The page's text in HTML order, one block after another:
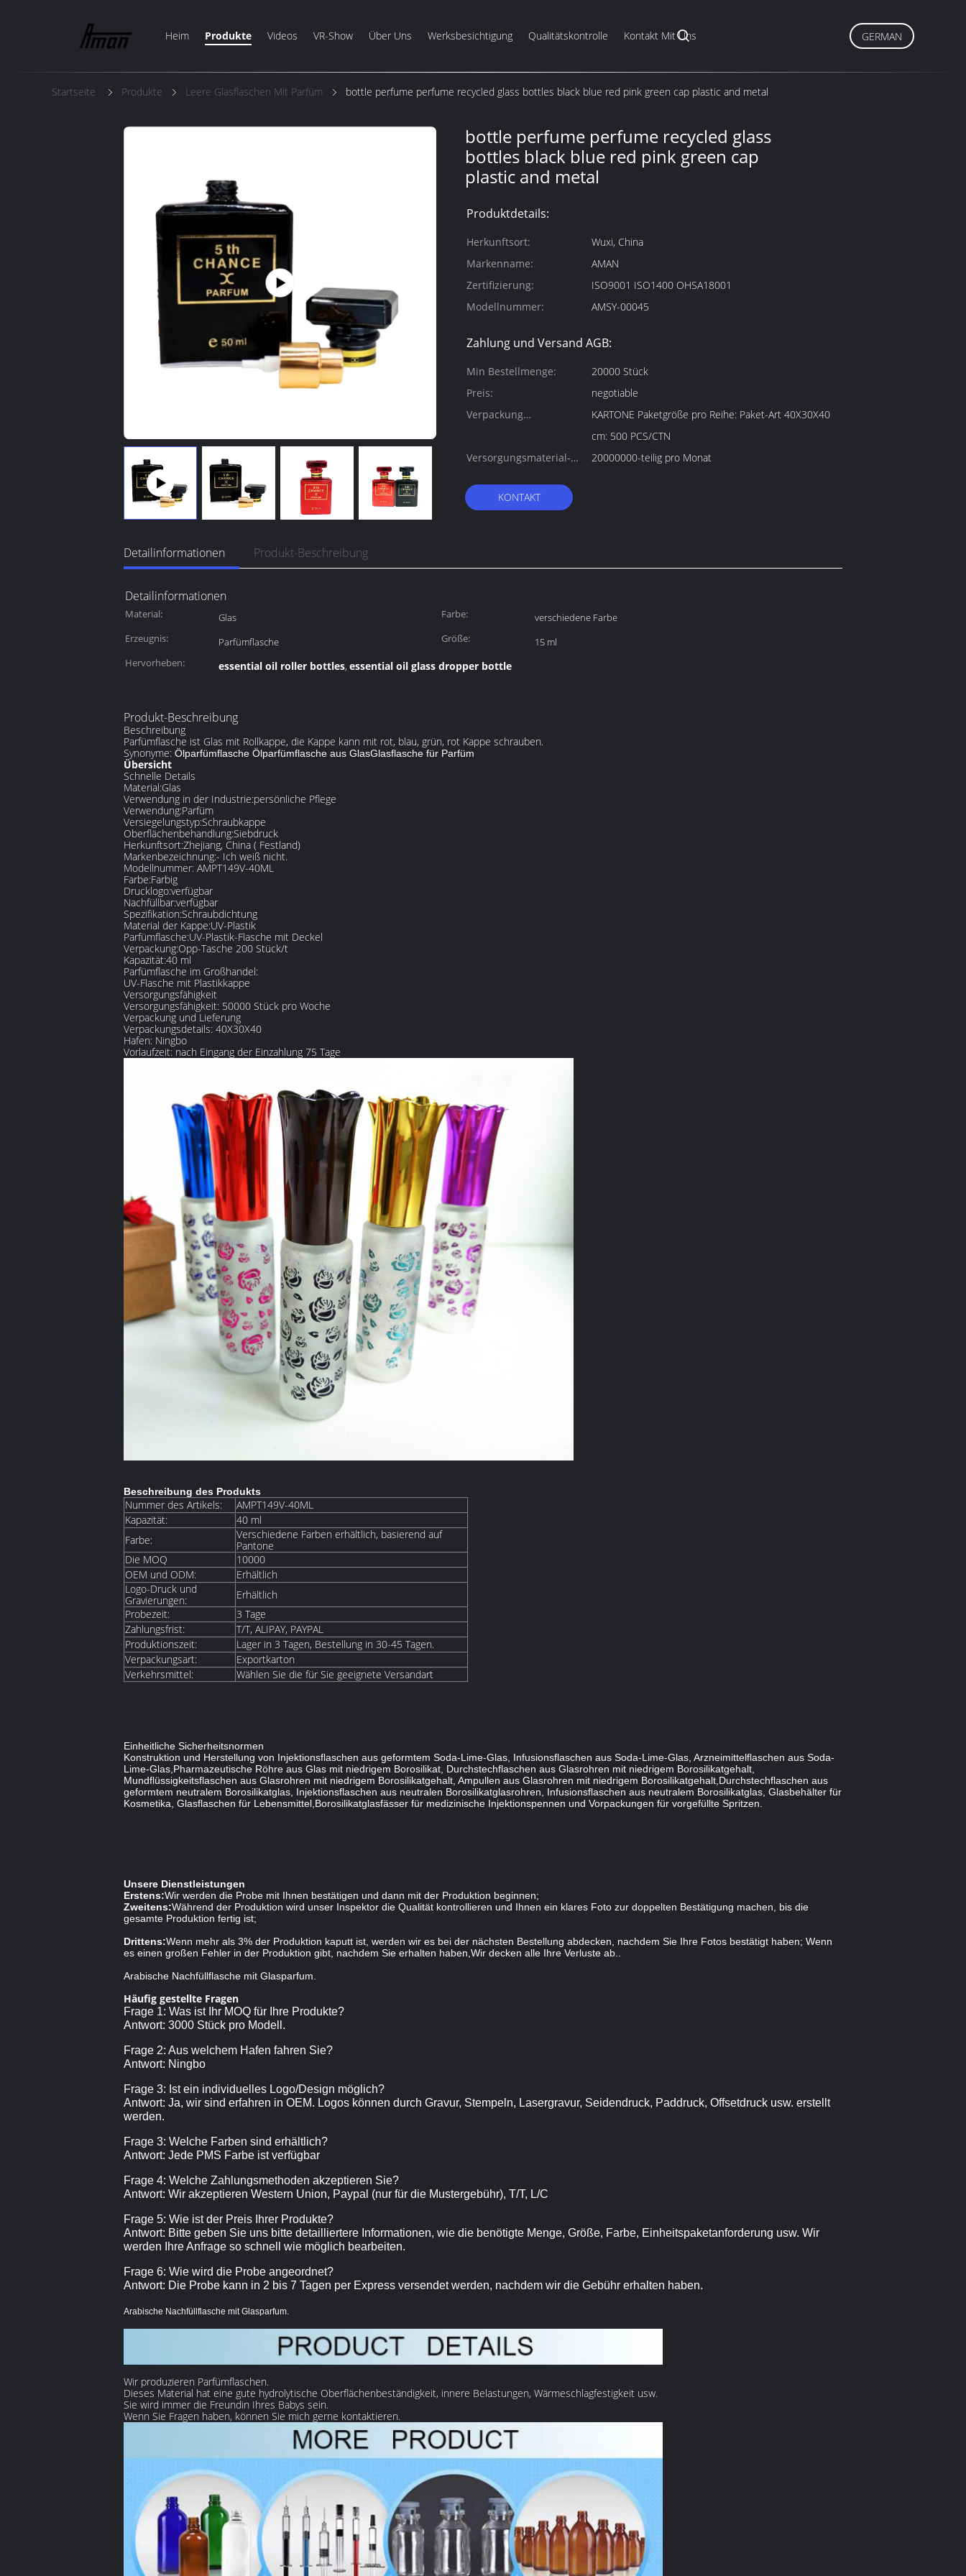
Heim Produkte Videos VR-Show Über Uns Werksbesichtigung Qualitätskontrolle Kontakt Mit Uns GERMAN
Startseite Produkte Leere Glasflaschen Mit Parfüm bottle perfume perfume recycled glass bottles black blue red pink green cap plastic and metal
bottle perfume perfume recycled glass
bottles black blue red pink green cap
plastic and metal
Produktdetails:
Herkunftsort:
Wuxi, China
Markenname:
AMAN
Zertifizierung:
ISO9001 ISO1400 OHSA18001
Modellnummer:
AMSY-00045
Zahlung und Versand AGB:
Min Bestellmenge:
20000 Stück
Preis:
negotiable
Verpackung
KARTONE Paketgröße pro Reihe: Paket-Art 40X30X40
cm: 500 PCS/CTN
Versorgungsmaterial-
20000000-teilig pro Monat
KONTAKT
Detailinformationen Produkt-Beschreibung
Detailinformationen
Material: Glas Farbe:
verschiedene Farbe
Erzeugnis:
Parfümflasche Größe:
15 ml
Hervorheben:
essential oil roller bottles, essential oil glass dropper bottle
Produkt-Beschreibung
Beschreibung
Parfümflasche ist Glas mit Rollkappe, die Kappe kann mit rot, blau, grün, rot Kappe schrauben.
Synonyme: Ölparfümflasche Ölparfümflasche aus GlasGlasflasche für Parfüm
Übersicht
Schnelle Details
Material:Glas
Verwendung in der Industrie:persönliche Pflege
Verwendung:Parfüm
Versiegelungstyp:Schraubkappe
Oberflächenbehandlung:Siebdruck
Herkunftsort:Zhejiang, China ( Festland)
Markenbezeichnung:- Ich weiß nicht.
Modellnummer: AMPT149V-40ML
Farbe:Farbig
Drucklogo:verfügbar
Nachfüllbar:verfügbar
Spezifikation:Schraubdichtung
Material der Kappe:UV-Plastik
Parfümflasche:UV-Plastik-Flasche mit Deckel
Verpackung:Opp-Tasche 200 Stück/t
Kapazität:40 ml
Parfümflasche im Großhandel:
UV-Flasche mit Plastikkappe
Versorgungsfähigkeit
Versorgungsfähigkeit: 50000 Stück pro Woche
Verpackung und Lieferung
Verpackungsdetails: 40X30X40
Hafen: Ningbo
Vorlaufzeit: nach Eingang der Einzahlung 75 Tage
Beschreibung des Produkts
Nummer des Artikels:
AMPT149V-40ML
Kapazität:
40 ml
Farbe:
Verschiedene Farben erhältlich, basierend auf
Pantone
Die MOQ
10000
OEM und ODM:
Erhältlich
Logo-Druck und
Gravierungen:
Erhältlich
Probezeit:
3 Tage
Zahlungsfrist:
T/T, ALIPAY, PAYPAL
Produktionszeit:
Lager in 3 Tagen, Bestellung in 30-45 Tagen.
Verpackungsart:
Exportkarton
Verkehrsmittel:
Wählen Sie die für Sie geeignete Versandart
Einheitliche Sicherheitsnormen
Konstruktion und Herstellung von Injektionsflaschen aus geformtem Soda-Lime-Glas, Infusionsflaschen aus Soda-Lime-Glas, Arzneimittelflaschen aus Soda-
Lime-Glas,Pharmazeutische Röhre aus Glas mit niedrigem Borosilikat, Durchstechflaschen aus Glasrohren mit niedrigem Borosilikatgehalt,
Mundflüssigkeitsflaschen aus Glasrohren mit niedrigem Borosilikatgehalt, Ampullen aus Glasrohren mit niedrigem Borosilikatgehalt,Durchstechflaschen aus
geformtem neutralem Borosilikatglas, Injektionsflaschen aus neutralen Borosilikatglasrohren, Infusionsflaschen aus neutralem Borosilikatglas, Glasbehälter für
Kosmetika, Glasflaschen für Lebensmittel,Borosilikatglasfässer für medizinische Injektionspennen und Vorpackungen für vorgefüllte Spritzen.
Unsere Dienstleistungen
Erstens:Wir werden die Probe mit Ihnen bestätigen und dann mit der Produktion beginnen;
Zweitens:Während der Produktion wird unser Inspektor die Qualität kontrollieren und Ihnen ein klares Foto zur doppelten Bestätigung machen, bis die
gesamte Produktion fertig ist;
Drittens:Wenn mehr als 3% der Produktion kaputt ist, werden wir es bei der nächsten Bestellung abdecken, nachdem Sie Ihre Fotos bestätigt haben; Wenn
es einen großen Fehler in der Produktion gibt, nachdem Sie erhalten haben,Wir decken alle Ihre Verluste ab..
Arabische Nachfüllflasche mit Glasparfum.
Häufig gestellte Fragen
Frage 1: Was ist Ihr MOQ für Ihre Produkte?
Antwort: 3000 Stück pro Modell.
Frage 2: Aus welchem Hafen fahren Sie?
Antwort: Ningbo
Frage 3: Ist ein individuelles Logo/Design möglich?
Antwort: Ja, wir sind erfahren in OEM. Logos können durch Gravur, Stempeln, Lasergravur, Seidendruck, Paddruck, Offsetdruck usw. erstellt
werden.
Frage 3: Welche Farben sind erhältlich?
Antwort: Jede PMS Farbe ist verfügbar
Frage 4: Welche Zahlungsmethoden akzeptieren Sie?
Antwort: Wir akzeptieren Western Union, Paypal (nur für die Mustergebühr), T/T, L/C
Frage 5: Wie ist der Preis Ihrer Produkte?
Antwort: Bitte geben Sie uns bitte detailliertere Informationen, wie die benötigte Menge, Größe, Farbe, Einheitspaketanforderung usw. Wir
werden Ihre Anfrage so schnell wie möglich bearbeiten.
Frage 6: Wie wird die Probe angeordnet?
Antwort: Die Probe kann in 2 bis 7 Tagen per Express versendet werden, nachdem wir die Gebühr erhalten haben.
Arabische Nachfüllflasche mit Glasparfum.
Wir produzieren Parfümflaschen.
Dieses Material hat eine gute hydrolytische Oberflächenbeständigkeit, innere Belastungen, Wärmeschlagfestigkeit usw.
Sie wird immer die Freundin Ihres Babys sein.
Wenn Sie Fragen haben, können Sie mich gerne kontaktieren.